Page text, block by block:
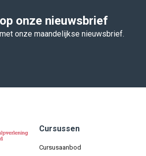
onze nieuwsbrief
onze maandelijkse nieuwsbrief.
Cursussen
Cursusaanbod